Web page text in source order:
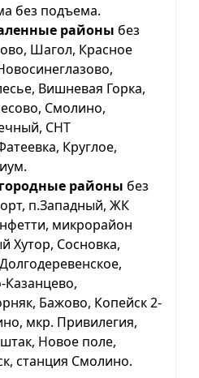
без подъема.
районы без
Шагол, Красное
Вишневая Горка,
Смолино,
СНТ
Круглое,
районы без
п.Западный, ЖК
микрорайон
Хутор, Сосновка,
Бажово, Копейск 2-
мкр. Привилегия,
Новое поле,
станция Смолино.